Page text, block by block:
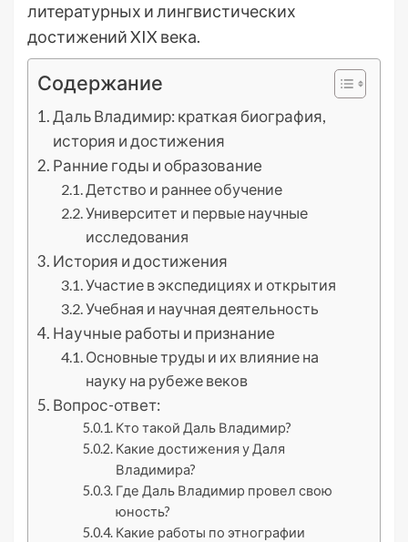
литературных и лингвистических
достижений XIX века.
Содержание
Даль Владимир: краткая биография,
история и достижения
Ранние годы и образование
Детство и раннее обучение
Университет и первые научные
исследования
История и достижения
Участие в экспедициях и открытия
Учебная и научная деятельность
Научные работы и признание
Основные труды и их влияние на
науку на рубеже веков
Вопрос-ответ:
Кто такой Даль Владимир?
Какие достижения у Даля
Владимира?
Где Даль Владимир провел свою
юность?
Какие работы по этнографии